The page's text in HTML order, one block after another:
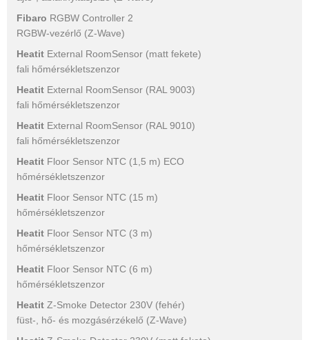
Fibaro RGBW Controller 2
RGBW-vezérlő (Z-Wave)
Heatit External RoomSensor (matt fekete)
fali hőmérsékletszenzor
Heatit External RoomSensor (RAL 9003)
fali hőmérsékletszenzor
Heatit External RoomSensor (RAL 9010)
fali hőmérsékletszenzor
Heatit Floor Sensor NTC (1,5 m) ECO
hőmérsékletszenzor
Heatit Floor Sensor NTC (15 m)
hőmérsékletszenzor
Heatit Floor Sensor NTC (3 m)
hőmérsékletszenzor
Heatit Floor Sensor NTC (6 m)
hőmérsékletszenzor
Heatit Z-Smoke Detector 230V (fehér)
füst-, hő- és mozgásérzékelő (Z-Wave)